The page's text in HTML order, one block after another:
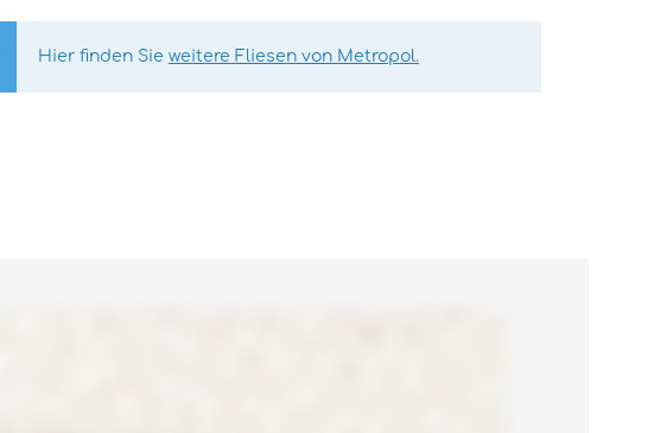
Hier finden Sie weitere Fliesen von Metropol.